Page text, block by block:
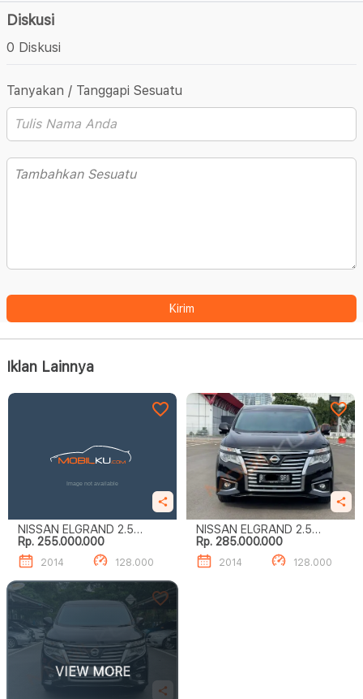
Diskusi
0 Diskusi
Tanyakan / Tanggapi Sesuatu
Kirim
Iklan Lainnya
NISSAN ELGRAND 2.5
HIGHWAY STAR
Rp. 255.000.000
2014 128.000
NISSAN ELGRAND 2.5
HIGHWAY STAR
Rp. 285.000.000
2014 128.000
VIEW MORE